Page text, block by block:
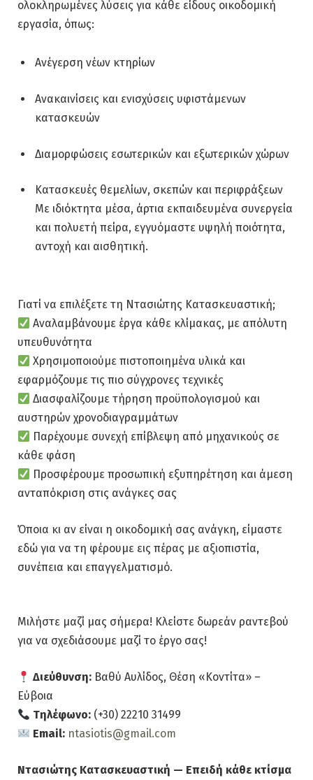
ολοκληρωμένες λύσεις για κάθε είδους οικοδομική
εργασία, όπως:
Ανέγερση νέων κτηρίων
Ανακαινίσεις και ενισχύσεις υφιστάμενων
κατασκευών
Διαμορφώσεις εσωτερικών και εξωτερικών χώρων
Κατασκευές θεμελίων, σκεπών και περιφράξεων
Με ιδιόκτητα μέσα, άρτια εκπαιδευμένα συνεργεία
και πολυετή πείρα, εγγυόμαστε υψηλή ποιότητα,
αντοχή και αισθητική.
Γιατί να επιλέξετε τη Ντασιώτης Κατασκευαστική;
Αναλαμβάνουμε έργα κάθε κλίμακας, με απόλυτη
υπευθυνότητα
Χρησιμοποιούμε πιστοποιημένα υλικά και
εφαρμόζουμε τις πιο σύγχρονες τεχνικές
Διασφαλίζουμε τήρηση προϋπολογισμού και
αυστηρών χρονοδιαγραμμάτων
Παρέχουμε συνεχή επίβλεψη από μηχανικούς σε
κάθε φάση
Προσφέρουμε προσωπική εξυπηρέτηση και άμεση
ανταπόκριση στις ανάγκες σας
Όποια κι αν είναι η οικοδομική σας ανάγκη, είμαστε
εδώ για να τη φέρουμε εις πέρας με αξιοπιστία,
συνέπεια και επαγγελματισμό.
Μιλήστε μαζί μας σήμερα! Κλείστε δωρεάν ραντεβού
για να σχεδιάσουμε μαζί το έργο σας!
Διεύθυνση: Βαθύ Αυλίδος, Θέση «Κοντίτα» –
Εύβοια
Τηλέφωνο: (+30) 22210 31499
Email: ntasiotis@gmail.com
Ντασιώτης Κατασκευαστική — Επειδή κάθε κτίσμα